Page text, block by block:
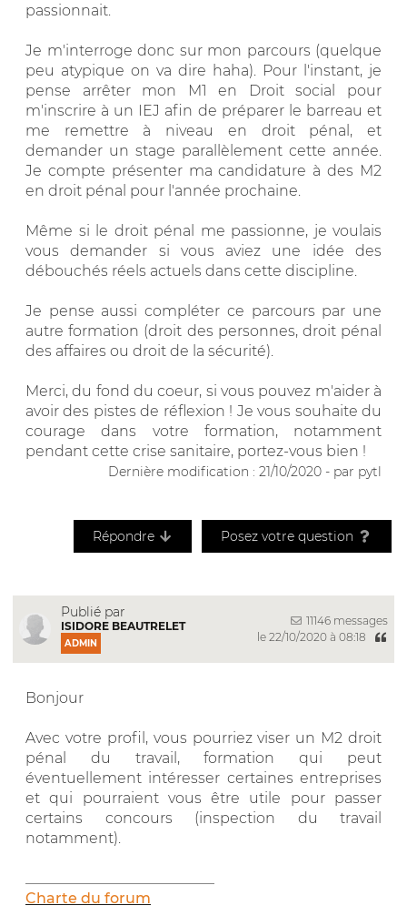
passionnait.
Je m'interroge donc sur mon parcours (quelque
peu atypique on va dire haha). Pour l'instant, je
pense arrêter mon M1 en Droit social pour
m'inscrire à un IEJ afin de préparer le barreau et
me remettre à niveau en droit pénal, et
demander un stage parallèlement cette année.
Je compte présenter ma candidature à des M2
en droit pénal pour l'année prochaine.
Même si le droit pénal me passionne, je voulais
vous demander si vous aviez une idée des
débouchés réels actuels dans cette discipline.
Je pense aussi compléter ce parcours par une
autre formation (droit des personnes, droit pénal
des affaires ou droit de la sécurité).
Merci, du fond du coeur, si vous pouvez m'aider à
avoir des pistes de réflexion ! Je vous souhaite du
courage dans votre formation, notamment
pendant cette crise sanitaire, portez-vous bien !
Dernière modification : 21/10/2020 - par pytl
Répondre Posez votre question
Publié par
ISIDORE BEAUTRELET
ADMIN
11146 messages
le 22/10/2020 à 08:18
Bonjour
Avec votre profil, vous pourriez viser un M2 droit
pénal du travail, formation qui peut
éventuellement intéresser certaines entreprises
et qui pourraient vous être utile pour passer
certains concours (inspection du travail
notamment).
Charte du forum